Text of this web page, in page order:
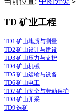
>
TD 矿业工程
TD1 矿山地质与测量
TD2 矿山设计与建设
TD3 矿山压力与支护
TD4 矿山机械
TD5 矿山运输与设备
TD6 矿山电工
TD7 矿山安全与劳动保护
TD8 矿山开采
TD9 选矿